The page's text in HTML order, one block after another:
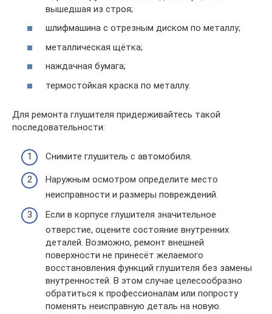
вышедшая из строя;
шлифмашина с отрезным диском по металлу;
металлическая щётка;
наждачная бумага;
термостойкая краска по металлу.
Для ремонта глушителя придерживайтесь такой
последовательности:
Снимите глушитель с автомобиля.
Наружным осмотром определите место
неисправности и размеры повреждений.
Если в корпусе глушителя значительное
отверстие, оцените состояние внутренних
деталей. Возможно, ремонт внешней
поверхности не принесёт желаемого
восстановления функций глушителя без замены
внутренностей. В этом случае целесообразно
обратиться к профессионалам или попросту
поменять неисправную деталь на новую.